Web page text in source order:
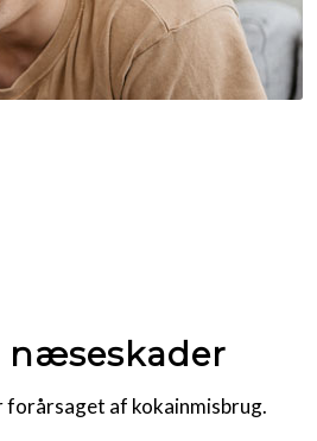
næseskader
forårsaget af kokainmisbrug.